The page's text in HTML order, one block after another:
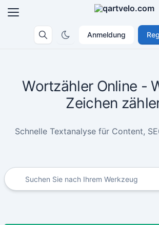
Anmeldung
Wortzähler Online -
Zeichen
Schnelle Textanalyse für Content,